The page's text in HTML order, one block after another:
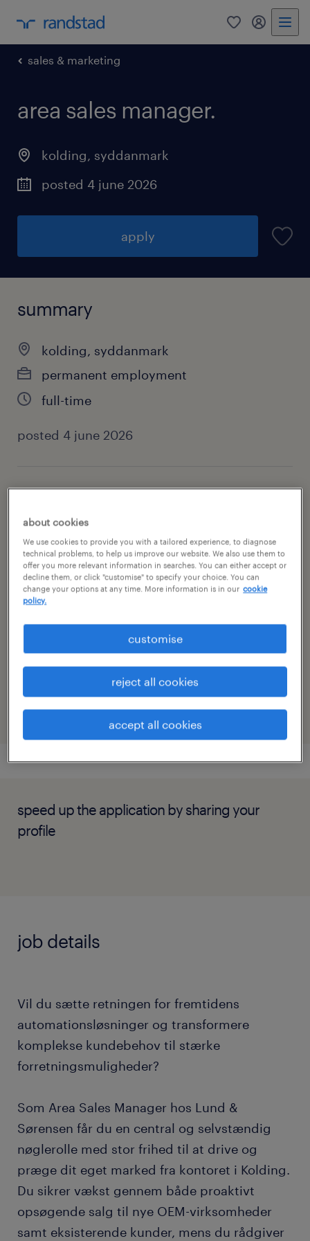
0 my
sales & marketing
area sales manager.
kolding, syddanmark
posted 4 june 2026
apply
summary
kolding, syddanmark
permanent employment
full-time
posted 4 june 2026
sales & marketing
contact
frederik brusgaard
contact email
frederik.brusgaard@randstad.dk
reference number
speed up the application by sharing your
profile
job details
Vil du sætte retningen for fremtidens
automationsløsninger og transformere
komplekse kundebehov til stærke
forretningsmuligheder?
Som Area Sales Manager hos Lund &
Sørensen får du en central og selvstændig
nøglerolle med stor frihed til at drive og
præge dit eget marked fra kontoret i Kolding.
Du sikrer vækst gennem både proaktivt
opsøgende salg til nye OEM-virksomheder
samt eksisterende kunder, mens du rådgiver
about cookies
We use cookies to provide you with a tailored experience, to diagnose
technical problems, to help us improve our website. We also use them to
offer you more relevant information in searches. You can either accept or
decline them, or click "customise" to specify your choice. You can
change your options at any time. More information is in our cookie
policy.
customise
reject all cookies
accept all cookies